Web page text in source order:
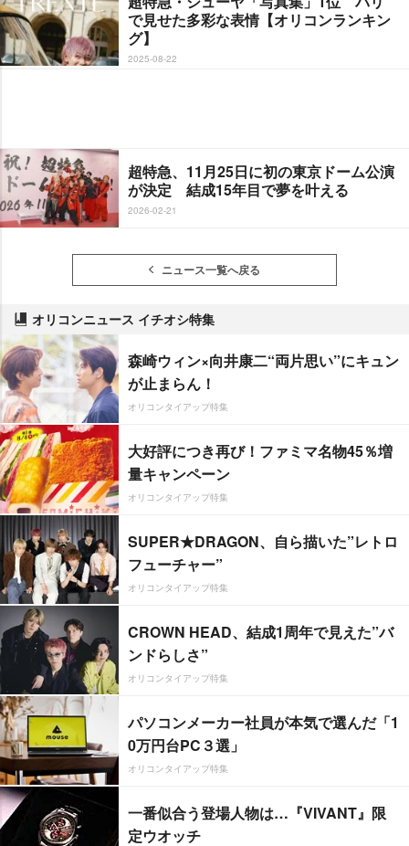
で見せた多彩な表情【オリコンランキン
グ】
2025-08-22
超特急、11月25日に初の東京ドーム公演
が決定 結成15年目で夢を叶える
2026-02-21
ニュース一覧へ戻る
オリコンニュース イチオシ特集
森崎ウィン×向井康二“両片思い”にキュン
が止まらん！
オリコンタイアップ特集
大好評につき再び！ファミマ名物45％増
量キャンペーン
オリコンタイアップ特集
SUPER★DRAGON、自ら描いた”レトロ
フューチャー”
オリコンタイアップ特集
CROWN HEAD、結成1周年で見えた”バ
ンドらしさ”
オリコンタイアップ特集
パソコンメーカー社員が本気で選んだ「1
0万円台PC３選」
オリコンタイアップ特集
一番似合う登場人物は…『VIVANT』限
定ウオッチ